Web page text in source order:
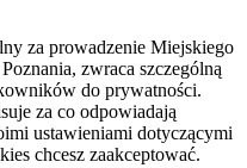
za prowadzenie Miejskiego
zwraca szczególną
do prywatności.
za co odpowiadają
ustawieniami dotyczącymi
chcesz zaakceptować.